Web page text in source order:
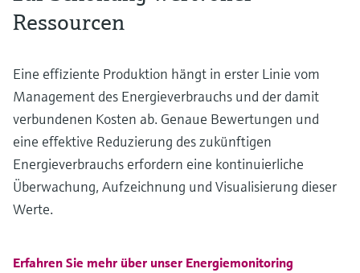
Ressourcen
Eine effiziente Produktion hängt in erster Linie vom
Management des Energieverbrauchs und der damit
verbundenen Kosten ab. Genaue Bewertungen und
eine effektive Reduzierung des zukünftigen
Energieverbrauchs erfordern eine kontinuierliche
Überwachung, Aufzeichnung und Visualisierung dieser
Werte.
Erfahren Sie mehr über unser Energiemonitoring